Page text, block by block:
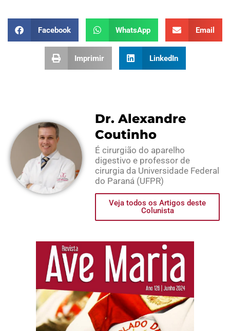
Facebook WhatsApp Email
Imprimir LinkedIn
Dr. Alexandre
Coutinho
É cirurgião do aparelho
digestivo e professor de
cirurgia da Universidade Federal
do Paraná (UFPR)
Veja todos os Artigos deste
Colunista